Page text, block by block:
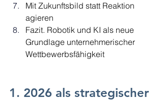
Mit Zukunftsbild statt Reaktion
agieren
Fazit. Robotik und KI als neue
Grundlage unternehmerischer
Wettbewerbsfähigkeit
1. 2026 als strategischer